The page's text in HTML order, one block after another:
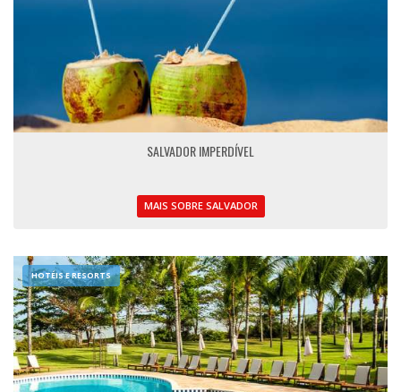
SALVADOR IMPERDÍVEL
MAIS SOBRE SALVADOR
HOTÉIS E RESORTS